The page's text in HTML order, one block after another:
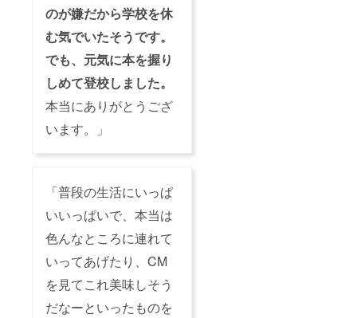
のが嫌だから学校を休
む気でいたそうです。
でも、元気に本を握り
しめて登校しました。
本当にありがとうござ
います。」
「普段の生活にいっぱ
いいっぱいで、本当は
色んなところに連れて
いってあげたり、CM
を見てこれ美味しそう
だなーといったものを